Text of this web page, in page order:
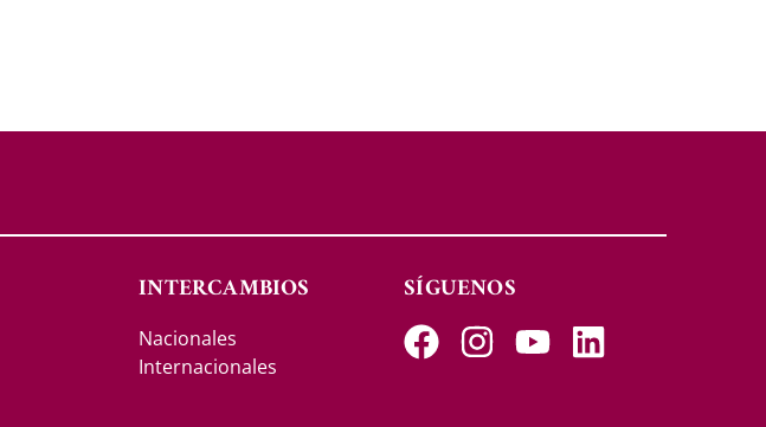
INTERCAMBIOS
Nacionales
Internacionales
SÍGUENOS